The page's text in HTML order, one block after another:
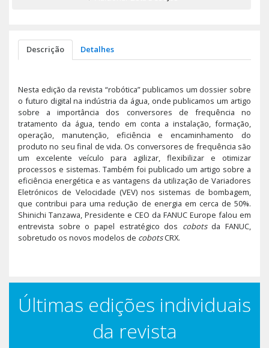
Descrição Detalhes
Nesta edição da revista “robótica” publicamos um dossier sobre
o futuro digital na indústria da água, onde publicamos um artigo
sobre a importância dos conversores de frequência no
tratamento da água, tendo em conta a instalação, formação,
operação, manutenção, eficiência e encaminhamento do
produto no seu final de vida. Os conversores de frequência são
um excelente veículo para agilizar, flexibilizar e otimizar
processos e sistemas. Também foi publicado um artigo sobre a
eficiência energética e as vantagens da utilização de Variadores
Eletrónicos de Velocidade (VEV) nos sistemas de bombagem,
que contribui para uma redução de energia em cerca de 50%.
Shinichi Tanzawa, Presidente e CEO da FANUC Europe falou em
entrevista sobre o papel estratégico dos cobotsda FANUC,
sobretudo os novos modelos de cobotsCRX.
Últimas edições individuais
da revista